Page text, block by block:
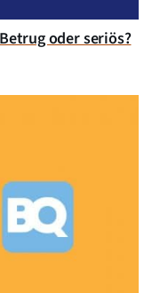
oder seriös?